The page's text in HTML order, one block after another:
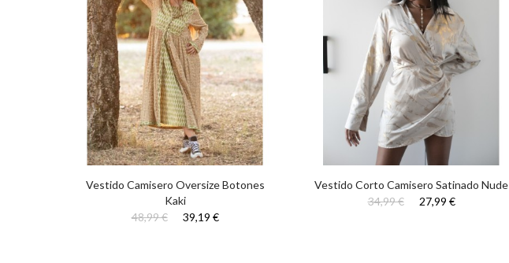
Vestido Camisero Oversize Botones
Kaki
48,99 €
39,19 €
Vestido Corto Camisero Satinado Nude
34,99 €
27,99 €